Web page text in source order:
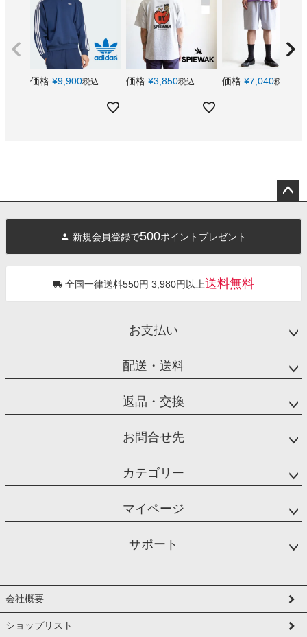
価格 ¥9,900税込 価格 ¥3,850税込 価格 ¥7,040税込
へ
新規会員登録で500ポイントプレゼント
全国一律送料550円 3,980円以上送料無料
お支払い
配送・送料
返品・交換
お問合せ先
カテゴリー
マイページ
サポート
会社概要
ショップリスト